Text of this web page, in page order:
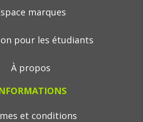
marques
pour les étudiants
À propos
et conditions